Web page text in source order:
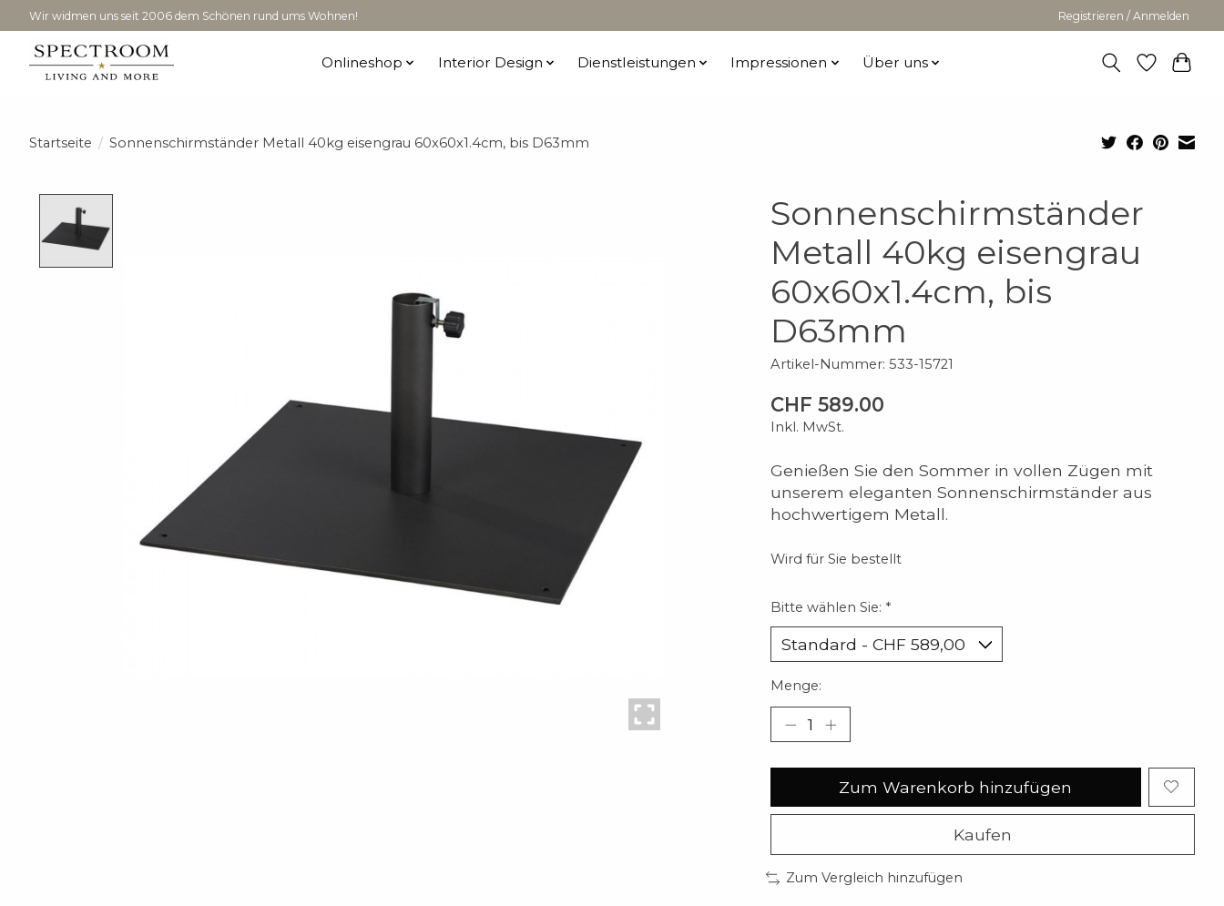
Wir widmen uns seit 2006 dem Schönen rund ums Wohnen! Registrieren / Anmelden
Onlineshop Interior Design Dienstleistungen Impressionen Über uns
Startseite / Sonnenschirmständer Metall 40kg eisengrau 60x60x1.4cm, bis D63mm
Sonnenschirmständer
Metall 40kg eisengrau
60x60x1.4cm, bis
D63mm
Artikel-Nummer: 533-15721
CHF 589.00
Inkl. MwSt.
Genießen Sie den Sommer in vollen Zügen mit
unserem eleganten Sonnenschirmständer aus
hochwertigem Metall.
Wird für Sie bestellt
Bitte wählen Sie: *
Menge:
Zum Warenkorb hinzufügen
Kaufen
Zum Vergleich hinzufügen